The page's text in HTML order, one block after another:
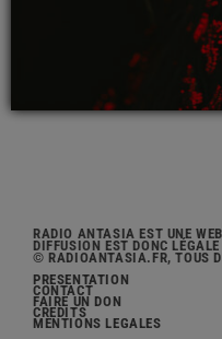
RADIO ANTASIA EST UNE
DIFFUSION EST DONC LÉGALE
© RADIOANTASIA.FR, TOUS
PRÉSENTATION
CONTACT
FAIRE UN DON
CRÉDITS
MENTIONS LÉGALES